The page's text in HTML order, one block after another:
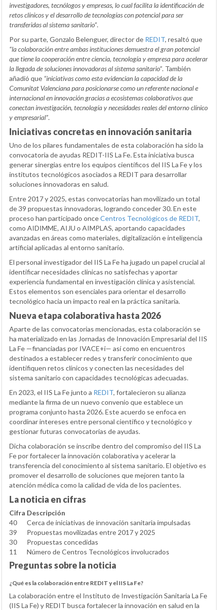
investigadores, tecnólogos y empresas, lo cual facilita la identificación de
retos clínicos y el desarrollo de tecnologías con potencial para ser
transferidas al sistema sanitario”.
Por su parte, Gonzalo Belenguer, director de REDIT, resaltó que
“la colaboración entre ambas instituciones demuestra el gran potencial
que tiene la cooperación entre ciencia, tecnología y empresa para acelerar
la llegada de soluciones innovadoras al sistema sanitario”. También
añadió que “iniciativas como esta evidencian la capacidad de la
Comunitat Valenciana para posicionarse como un referente nacional e
internacional en innovación gracias a ecosistemas colaborativos que
conectan investigación, tecnología y necesidades reales del entorno clínico
y empresarial”.
Iniciativas concretas en innovación sanitaria
Uno de los pilares fundamentales de esta colaboración ha sido la
convocatoria de ayudas REDIT-IIS La Fe. Esta iniciativa busca
generar sinergias entre los equipos científicos del IIS La Fe y los
institutos tecnológicos asociados a REDIT para desarrollar
soluciones innovadoras en salud.
Entre 2017 y 2025, estas convocatorias han movilizado un total
de 39 propuestas innovadoras, logrando conceder 30. En este
proceso han participado onceCentros Tecnológicos de REDIT,
como AIDIMME, AIJU o AIMPLAS, aportando capacidades
avanzadas en áreas como materiales, digitalización e inteligencia
artificial aplicadas al entorno sanitario.
El personal investigador del IIS La Fe ha jugado un papel crucial al
identificar necesidades clínicas no satisfechas y aportar
experiencia fundamental en investigación clínica y asistencial.
Estos elementos son esenciales para orientar el desarrollo
tecnológico hacia un impacto real en la práctica sanitaria.
Nueva etapa colaborativa hasta 2026
Aparte de las convocatorias mencionadas, esta colaboración se
ha materializado en las Jornadas de Innovación Empresarial del IIS
La Fe —financiadas por IVACE+i— así como en encuentros
destinados a establecer redes y transferir conocimiento que
identifiquen retos clínicos y conecten las necesidades del
sistema sanitario con capacidades tecnológicas adecuadas.
En 2023, el IIS La Fe junto a REDIT, fortalecieron su alianza
mediante la firma de un nuevo convenio que establece un
programa conjunto hasta 2026. Este acuerdo se enfoca en
coordinar intereses entre personal científico y tecnológico y
gestionar futuras convocatorias de ayudas.
Dicha colaboración se inscribe dentro del compromiso del IIS La
Fe por fortalecer la innovación colaborativa y acelerar la
transferencia del conocimiento al sistema sanitario. El objetivo es
promover el desarrollo de soluciones que mejoren tanto la
atención médica como la calidad de vida de los pacientes.
La noticia en cifras
Cifra Descripción
40
Cerca de iniciativas de innovación sanitaria impulsadas
39
Propuestas movilizadas entre 2017 y 2025
30
Propuestas concedidas
11
Número de Centros Tecnológicos involucrados
Preguntas sobre la noticia
¿Qué es la colaboración entre REDIT y el IIS La Fe?
La colaboración entre el Instituto de Investigación Sanitaria La Fe
(IIS La Fe) y REDIT busca fortalecer la innovación en salud en la